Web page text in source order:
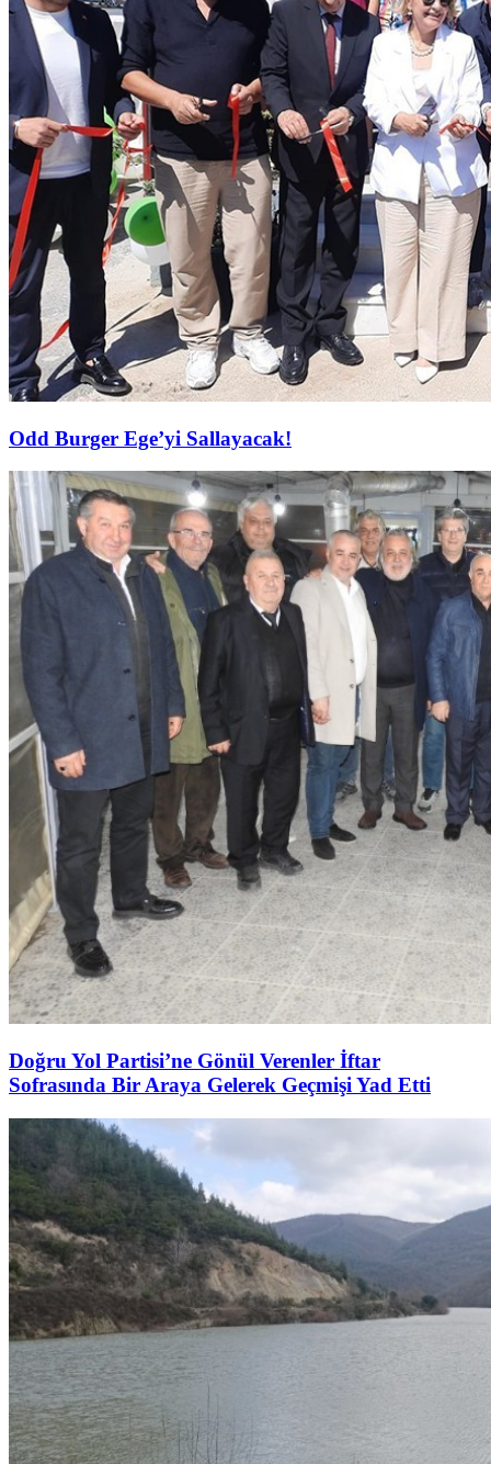
Odd Burger Ege’yi Sallayacak!
Doğru Yol Partisi’ne Gönül Verenler İftar
Sofrasında Bir Araya Gelerek Geçmişi Yad Etti